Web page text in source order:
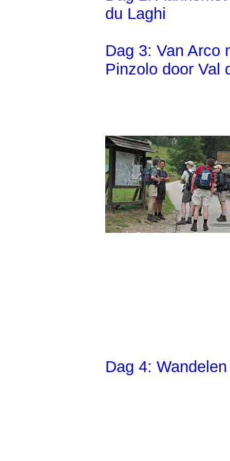
du Laghi
Dag 3: Van Arco
Pinzolo door Val
Dag 4: